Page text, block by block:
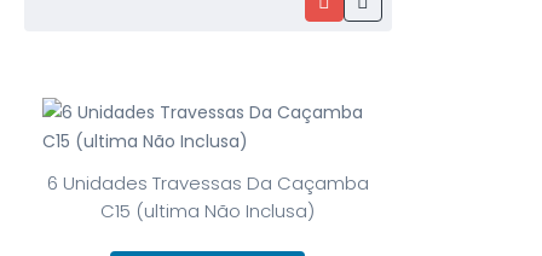
6 Unidades Travessas Da Caçamba
C15 (ultima Não Inclusa)